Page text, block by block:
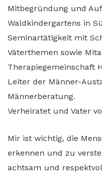
Mitbegründung und
Waldkindergartens in
Seminartätigkeit mit
Väterthemen sowie
Therapiegemeinschaft
Leiter der Männer-
Männerberatung.
Verheiratet und Vater
Mir ist wichtig, die
erkennen und zu
achtsam und